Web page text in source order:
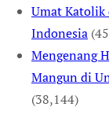
Umat Katolik
Indonesia
Mengenang
Mangun di
(38,144)